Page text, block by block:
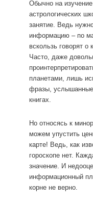
Обычно на
астрологических
занятие. Ведь
информацию – по
вскользь говорят о
Часто, даже
планетами, лишь
фразы, услышанные
книгах.
Но относясь к
можем упустить
карте! Ведь, как
гороскопе нет.
значение. И
информационный
корне не верно.